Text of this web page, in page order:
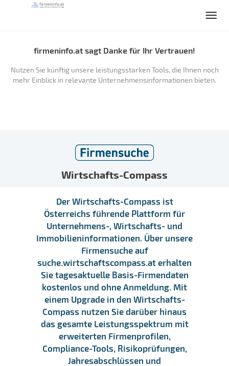
firmeninfo.at sagt Danke für Ihr Vertrauen!
Nutzen Sie künftig unsere leistungsstarken Tools, die Ihnen noch
mehr Einblick in relevante Unternehmensinformationen bieten.
Wirtschafts-Compass
Der Wirtschafts-Compass ist
Österreichs führende Plattform für
Unternehmens-, Wirtschafts- und
Immobilieninformationen. Über unsere
Firmensuche auf
suche.wirtschaftscompass.at erhalten
Sie tagesaktuelle Basis-Firmendaten
kostenlos und ohne Anmeldung. Mit
einem Upgrade in den Wirtschafts-
Compass nutzen Sie darüber hinaus
das gesamte Leistungsspektrum mit
erweiterten Firmenprofilen,
Compliance-Tools, Risikoprüfungen,
Jahresabschlüssen und